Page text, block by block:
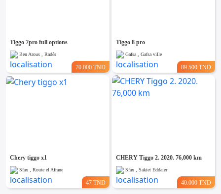
Tiggo 7pro full options
Ben Arous , Radès
70.000 TND
Tiggo 8 pro
Gafsa , Gafsa ville
89.500 TND
Chery tiggo x1
Sfax , Route el Afrane
47 TND
CHERY Tiggo 2. 2020. 76,000 km
Sfax , Sakiet Eddaier
40.000 TND